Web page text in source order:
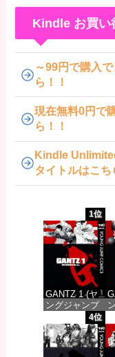
Kindle お買い
～99円で購入
ら！！
現在無料0円で
ら！！
Kindle
タイトルはこち
1位
GANTZ 1 (ヤ
ングジャンプ
コミックス
DIGITAL)
価格：¥617
4位